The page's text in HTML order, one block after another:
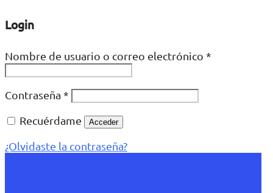
Login
Nombre de usuario o correo electrónico *
Contraseña *
Recuérdame
Acceder
¿Olvidaste la contraseña?